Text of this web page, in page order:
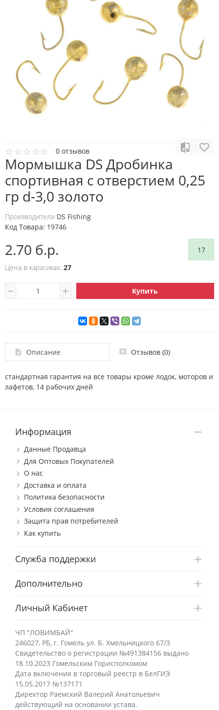
0 отзывов
Мормышка DS Дробинка
спортивная с отверстием 0,25
гр d-3,0 золото
Производители DS Fishing
Код Товара: 19746
2.70 б.р.
17
Цена в карасиках: 27
Купить
Описание Отзывов (0)
стандартная гарантия на все товары кроме лодок, моторов и
лафетов, 14 рабочих дней
Информация
Данные Продавца
Для Оптовых Покупателей
О нас
Доставка и оплата
Политика безопасности
Условия соглашения
Защита прав потребителей
Как купить
Служба поддержки
Дополнительно
Личный Кабинет
ЧП "ЛОВИМБАЙ"
246027, РБ, г. Гомель ул. Б. Хмельницкого 67/3
Свидетельство о регистрации №491384156 выдано
18.10.2023 Гомельским Горисполкомом
Дата включения в торговый реестр в БелГИЭ
15.05.2017 №137171
Директор Раемский Валерий Анатольевич
действующий на основании устава.